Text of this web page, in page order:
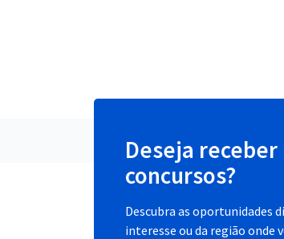
Deseja
concursos?
Descubra as oportunidades
interesse ou da região onde